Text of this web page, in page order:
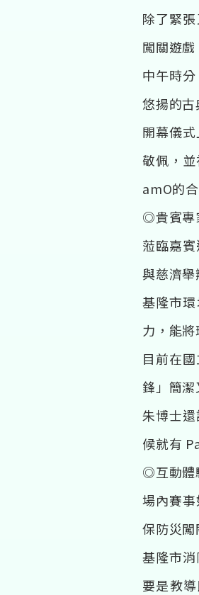
除了緊
闖關遊
中午時
悠揚的古
開幕儀
敬佩，
amO的
◎貴賓專
蒞臨嘉
與慈濟
基隆市
力，能
目前在
鋒」簡
朱博士
候就有
◎互動體
場內賽
保防災
基隆市
要是教